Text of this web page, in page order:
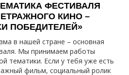
ФЕСТИВАЛЯ
КИНО –
ПОБЕДИТЕЛЕЙ»
в нашей стране – основная
Мы принимаем работы
тематики. Если у тебя уже есть
фильм, социальный ролик